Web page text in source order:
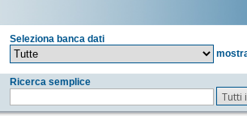
Seleziona banca dati
Ricerca semplice
Tutti